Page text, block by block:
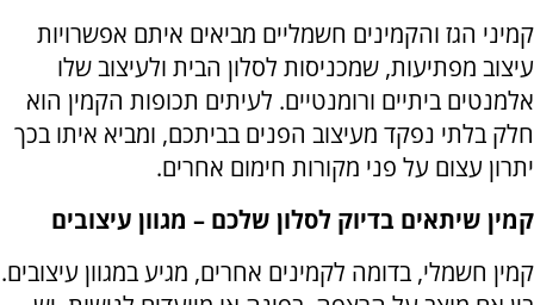
קמיני הגז והקמינים חשמליים מביאים איתם אפשרויות
עיצוב מפתיעות, שמכניסות לסלון הבית ולעיצוב שלו
אלמנטים ביתיים ורומנטיים. לעיתים תכופות הקמין הוא
חלק בלתי נפקד מעיצוב הפנים בביתכם, ומביא איתו בכך
יתרון עצום על פני מקורות חימום אחרים.
קמין שיתאים בדיוק לסלון שלכם – מגוון עיצובים
קמין חשמלי, בדומה לקמינים אחרים, מגיע במגוון עיצובים.